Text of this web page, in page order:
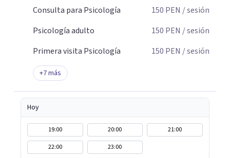
y Compromiso Activación Conductual Mindfulness Visita
Consulta para Psicología
150 PEN / sesión
Psicología adulto
150 PEN / sesión
Primera visita Psicología
150 PEN / sesión
+7más
Hoy
19:00 20:00
21:00
22:00
23:00